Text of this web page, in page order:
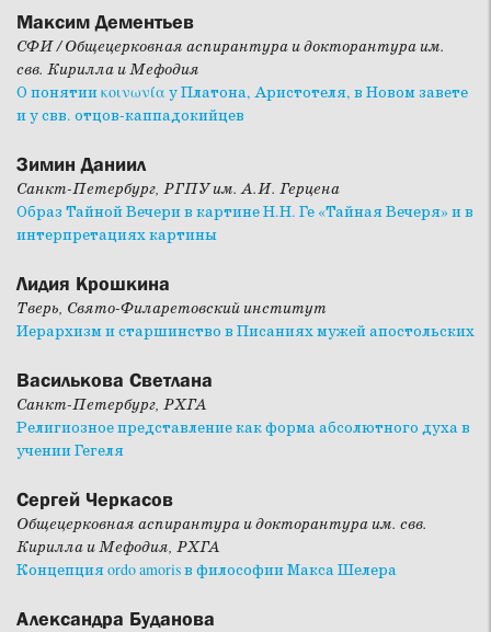
Максим Дементьев
СФИ / Общецерковная аспирантура и докторантура им.
свв. Кирилла и Мефодия
О понятии κοινωνία у Платона, Аристотеля, в Новом завете
и у свв. отцов-каппадокийцев
Зимин Даниил
Санкт-Петербург, РГПУ им. А.И. Герцена
Образ Тайной Вечери в картине Н.Н. Ге «Тайная Вечеря» и в
интерпретациях картины
Лидия Крошкина
Тверь, Свято-Филаретовский институт
Иерархизм и старшинство в Писаниях мужей апостольских
Василькова Светлана
Санкт-Петербург, РХГА
Религиозное представление как форма абсолютного духа в
учении Гегеля
Сергей Черкасов
Общецерковная аспирантура и докторантура им. свв.
Кирилла и Мефодия, РХГА
Концепция ordo amoris в философии Макса Шелера
Александра Буданова